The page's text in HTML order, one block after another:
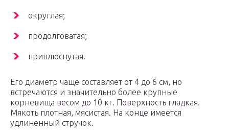
округлая;
продолговатая;
приплюснутая.
Его диаметр чаще составляет от 4 до 6 см, но
встречаются и значительно более крупные
корневища весом до 10 кг. Поверхность гладкая.
Мякоть плотная, мясистая. На конце имеется
удлиненный стручок.